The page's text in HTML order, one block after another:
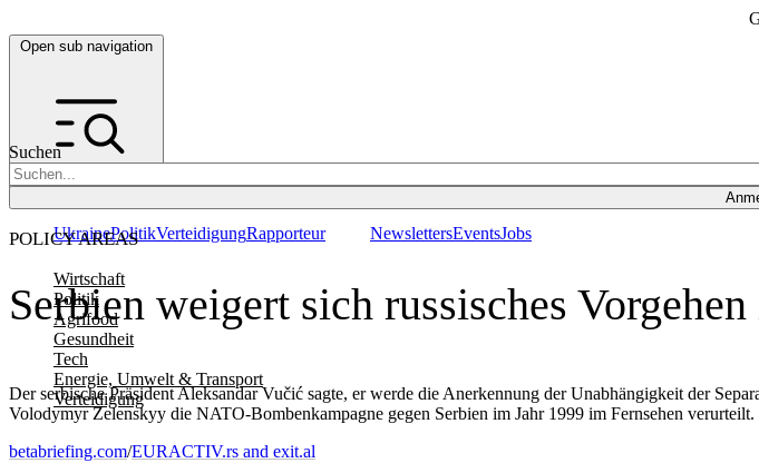
Open sub navigation
Suchen
POLICY AREAS
Wirtschaft
Politik
Agrifood
Gesundheit
Tech
Energie, Umwelt & Transport
Verteidigung
UkrainePolitikVerteidigungRapporteur NewslettersEventsJobs
Serbien weigert sich russisches
Der serbische Präsident Aleksandar Vučić sagte, er werde die Anerkennung der Unabhängigkeit der
Volodymyr Zelenskyy die NATO-Bombenkampagne gegen Serbien im Jahr 1999 im Fernsehen verurteilt.
betabriefing.com/EURACTIV.rs and exit.al